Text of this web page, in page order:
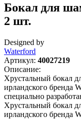
Бокал для
2 шт.
Designed by
Waterford
Артикул: 40027219
Описание:
Хрустальный бокал
ирландского бренда
специально
Хрустальный бокал
ирландского бренда